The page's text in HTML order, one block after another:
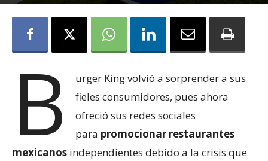
B
urger King volvió a sorprender a sus
fieles consumidores, pues ahora
ofreció sus redes sociales
para promocionar restaurantes
mexicanos independientes debido a la crisis que